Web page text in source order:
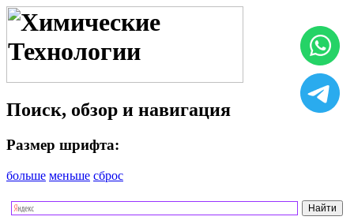
Поиск, обзор и навигация
Размер шрифта:
больше меньше сброс